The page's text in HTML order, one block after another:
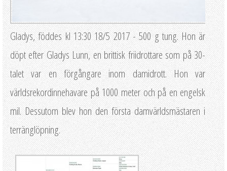
Gladys, föddes kl 13:30 18/5 2017 - 500 g tung. Hon är
döpt efter Gladys Lunn, en brittisk friidrottare som på 30-
talet var en förgångare inom damidrott. Hon var
världsrekordinnehavare på 1000 meter och på en engelsk
mil. Dessutom blev hon den första damvärldsmästaren i
terränglöpning.